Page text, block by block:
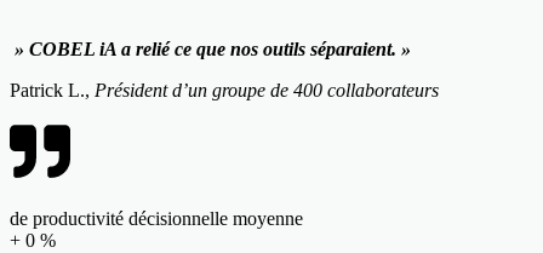
» COBEL iA a relié ce que nos outils séparaient. »
Patrick L., Président d’un groupe de 400 collaborateurs
de productivité décisionnelle moyenne
+ 0 %